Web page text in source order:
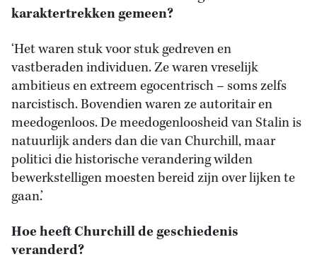
karaktertrekken gemeen?
‘Het waren stuk voor stuk gedreven en
vastberaden individuen. Ze waren vreselijk
ambitieus en extreem egocentrisch – soms zelfs
narcistisch. Bovendien waren ze autoritair en
meedogenloos. De meedogenloosheid van Stalin is
natuurlijk anders dan die van Churchill, maar
politici die historische verandering wilden
bewerkstelligen moesten bereid zijn over lijken te
gaan.’
Hoe heeft Churchill de geschiedenis
veranderd?